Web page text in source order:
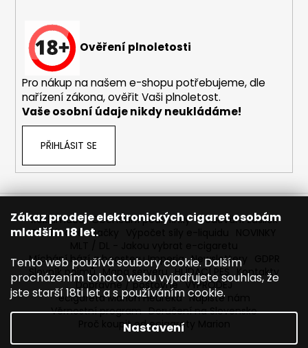
Zákaz prodeje elektronických cigaret osobám
mladším 18 let.
Tento web používá soubory cookie. Dalším
procházením tohoto webu vyjadřujete souhlas, že
jste starší 18ti let a s používáním cookie.
Nastavení
Ověření plnoletosti
Pro nákup na našem e-shopu potřebujeme, dle
nařízení zákona, ověřit Vaši plnoletost.
Vaše osobní údaje nikdy neukládáme!
PŘIHLÁSIT SE
Reklamace Obchodní podmínky Sledování zásilek
Prodávané značky
Míchání bází a boosteru Imperia Newslettery
Slovník pojmů Mapa serveru HLÍDACÍ PES Kontakty
Dopravné / poštovné VÝPRODEJ
ecigareta Marion Heureka Napište nám
Věrnostní program Doručení na Slovensko
Proč koupit od ecigarety Marion